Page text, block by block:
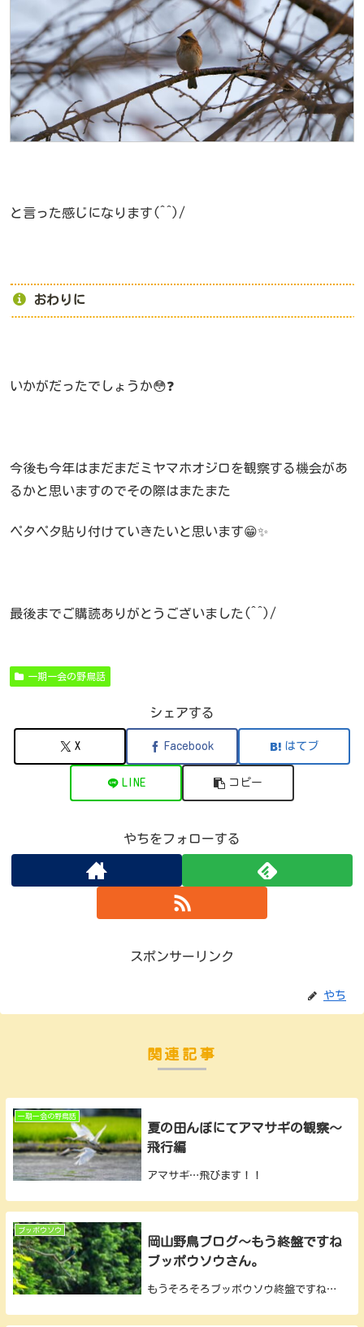
と言った感じになります(^^)/
おわりに
いかがだったでしょうか😳❓
今後も今年はまだまだミヤマホオジロを観察する機会があ
るかと思いますのでその際はまたまた
ペタペタ貼り付けていきたいと思います😁✨
最後までご購読ありがとうございました(^^)/
一期一会の野鳥話
シェアする
X Facebook はてブ
LINE コピー
やちをフォローする
スポンサーリンク
やち
関連記事
一期一会の野鳥話
夏の田んぼにてアマサギの観察～
飛行編
アマサギ…飛びます！！
ブッポウソウ
岡山野鳥ブログ～もう終盤ですね
ブッポウソウさん。
もうそろそろブッポウソウ終盤ですね…